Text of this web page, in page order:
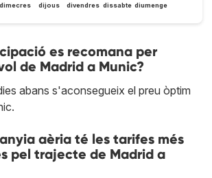
dimecres dijous divendres dissabte diumenge
es recomana per
de Madrid a Munic?
abans s'aconsegueix el preu òptim
aèria té les tarifes més
pel trajecte de Madrid a